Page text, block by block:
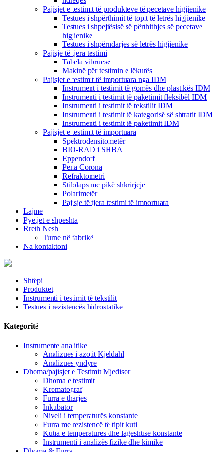
Pajisjet e testimit të produkteve të pecetave higjienike
Testues i shpërthimit të topit të letrës higjienike
Testues i shpejtësisë së përthithjes së pecetave
higjienike
Testues i shpërndarjes së letrës higjienike
Pajisje të tjera testimi
Tabela vibruese
Makinë për testimin e lëkurës
Pajisjet e testimit të importuara nga IDM
Instrument i testimit të gomës dhe plastikës IDM
Instrumenti i testimit të paketimit fleksibël IDM
Instrumenti i testimit të tekstilit IDM
Instrumenti i testimit të kategorisë së shtratit IDM
Instrumenti i testimit të paketimit IDM
Pajisjet e testimit të importuara
Spektrodensitometër
BIO-RAD i SHBA
Eppendorf
Pena Corona
Refraktometri
Stilolaps me pikë shkrirjeje
Polarimetër
Pajisje të tjera testimi të importuara
Lajme
Pyetjet e shpeshta
Rreth Nesh
Turne në fabrikë
Na kontaktoni
Shtëpi
Produktet
Instrumenti i testimit të tekstilit
Testues i rezistencës hidrostatike
Kategoritë
Instrumente analitike
Analizues i azotit Kjeldahl
Analizues yndyre
Dhoma/pajisjet e Testimit Mjedisor
Dhoma e testimit
Kromatograf
Furra e tharjes
Inkubator
Niveli i temperaturës konstante
Furra me rezistencë të tipit kuti
Kutia e temperaturës dhe lagështisë konstante
Instrumenti i analizës fizike dhe kimike